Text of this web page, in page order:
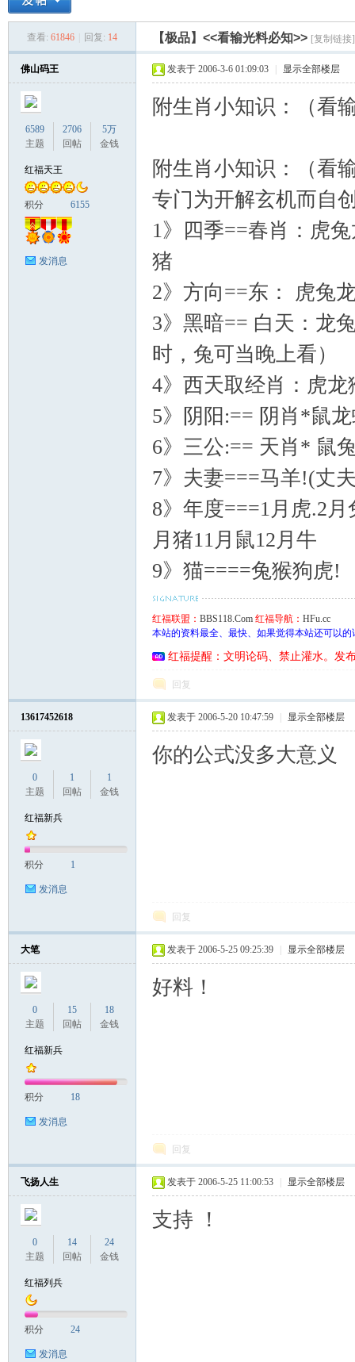
› ›
查看: 61846 回复: 14 【极品】<<看输光料必知>> [复制链接]
佛山码王
6589
主题
2706
回帖
5万
金钱
红福天王
积分 6155
发消息
发表于 2006-3-6 01:09:03 显示全部楼层
附生肖小知识：（看
附生肖小知识：（看
专门为开解玄机而自
1》四季==春肖：虎
猪
2》方向==东： 虎兔
3》黑暗== 白天：龙
时，兔可当晚上看）
4》西天取经肖：虎龙
5》阴阳:== 阴肖*鼠
6》三公:== 天肖* 鼠
7》夫妻===马羊!(丈
8》年度===1月虎.2
月猪11月鼠12月牛
9》猫====兔猴狗虎!
红福联盟： BBS118.Com 红福导航： HFu.cc
本站的资料最全、最快、如果觉得本站还可以
红福提醒：文明论码、禁止灌水。发
回复
13617452618
0
主题
1
回帖
1
金钱
红福新兵
积分 1
发消息
发表于 2006-5-20 10:47:59 显示全部楼层
你的公式没多大意义
回复
大笔
0
主题
15
回帖
18
金钱
红福新兵
积分 18
发消息
发表于 2006-5-25 09:25:39 显示全部楼层
好料！
回复
飞扬人生
0
主题
14
回帖
24
金钱
红福列兵
积分 24
发消息
发表于 2006-5-25 11:00:53 显示全部楼层
支持 ！